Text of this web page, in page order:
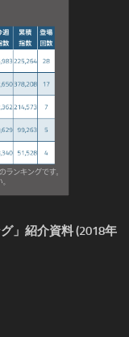
」紹介資料 (2018年